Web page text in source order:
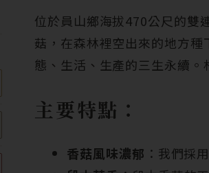
位於員山鄉海拔470公尺的雙
菇，在森林裡空出來的地方
態、生活、生產的三生永續
主要特點：
香菇風味濃郁 ：我們採